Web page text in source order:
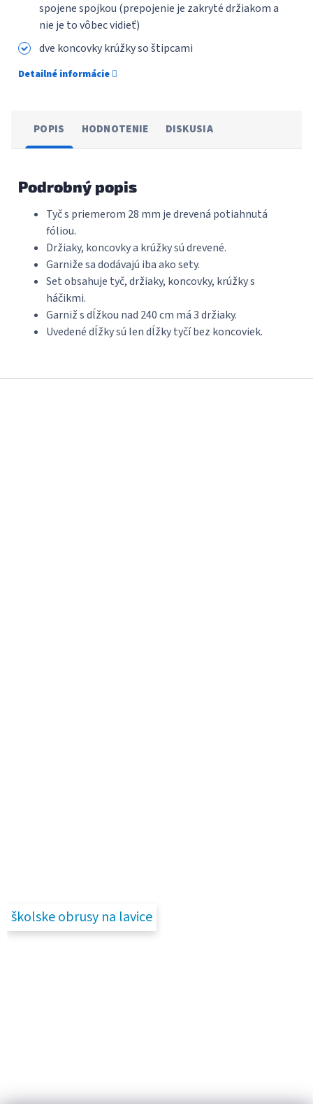
spojene spojkou (prepojenie je zakryté držiakom a
nie je to vôbec vidieť)
dve koncovky krúžky so štipcami
Detailné informácie
POPIS HODNOTENIE DISKUSIA
Podrobný popis
Tyč s priemerom 28 mm je drevená potiahnutá
fóliou.
Držiaky, koncovky a krúžky sú drevené.
Garniže sa dodávajú iba ako sety.
Set obsahuje tyč, držiaky, koncovky, krúžky s
háčikmi.
Garniž s dĺžkou nad 240 cm má 3 držiaky.
Uvedené dĺžky sú len dĺžky tyčí bez koncoviek.
školske obrusy na lavice